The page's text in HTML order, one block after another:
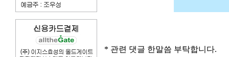
* 관련 댓글 한말씀 부탁합니다.